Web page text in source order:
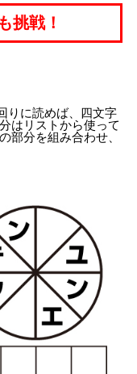
挑戦！
りに読めば、四文字
はリストから使って
部分を組み合わせ、